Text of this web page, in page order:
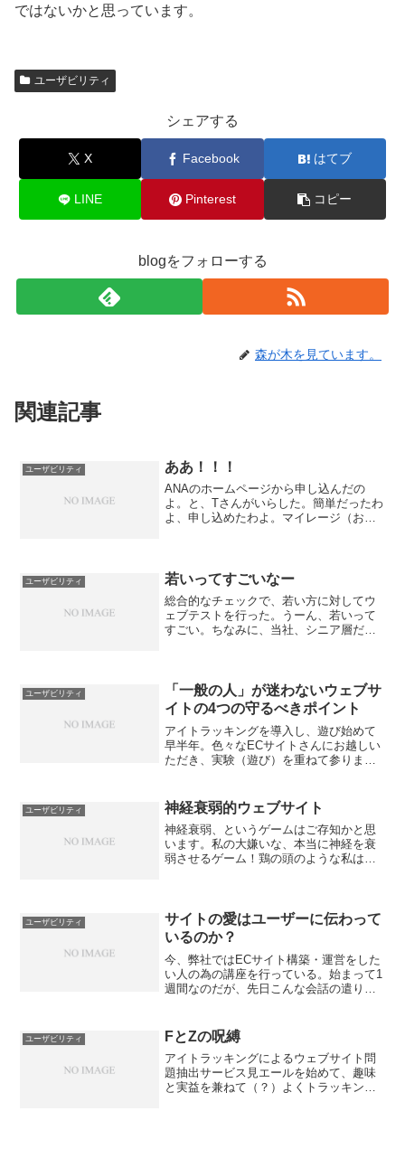
ではないかと思っています。
ユーザビリティ
シェアする
X Facebook はてブ
LINE Pinterest コピー
blogをフォローする
森が木を見ています。
関連記事
ユーザビリティ ああ！！！
ANAのホームページから申し込んだの
よ。と、Tさんがいらした。簡単だったわ
よ、申し込めたわよ。マイレージ（お
は、お得情報にとにかく真...
ユーザビリティ 若いってすごいなー
総合的なチェックで、若い方に対してウ
ェブテストを行った。うーん、若いって
すごい。ちなみに、当社、シニア層だけ
ウが開いたとき、シニア...
ユーザビリティ
「一般の人」が迷わないウェブサ
イトの4つの守るべきポイント
アイトラッキングを導入し、遊び始めて
早半年。色々なECサイトさんにお越しい
ただき、実験（遊び）を重ねて参りまし
的若い方を調査対象にしていたのです
が、ネットで遊び倒して...
ユーザビリティ 神経衰弱的ウェブサイト
神経衰弱、というゲームはご存知かと思
います。私の大嫌いな、本当に神経を衰
弱させるゲーム！鶏の頭のような私は、
と、思いを寄せながらカード...
ユーザビリティ
サイトの愛はユーザーに伝わって
いるのか？
今、弊社ではECサイト構築・運営をした
い人の為の講座を行っている。始まって1
週間なのだが、先日こんな会話の遣り取
かも出さなくちゃいけないんですよ」受
講生（まだユーザー側...
ユーザビリティ FとZの呪縛
アイトラッキングによるウェブサイト問
題抽出サービス見エールを始めて、趣味
と実益を兼ねて（？）よくトラッキング